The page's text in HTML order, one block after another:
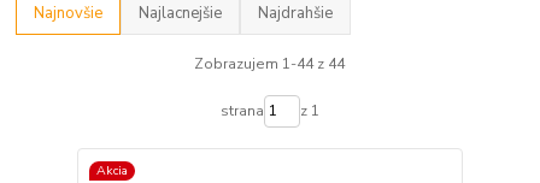
Najnovšie Najlacnejšie Najdrahšie
Zobrazujem 1-44 z 44
strana z 1
Akcia